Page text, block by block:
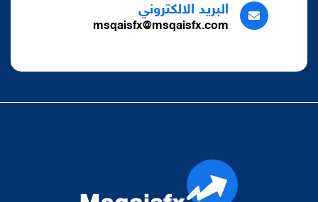
البريد الالكتروني
msqaisfx@msqaisfx.com